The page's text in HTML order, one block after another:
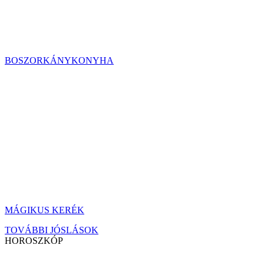
BOSZORKÁNYKONYHA
MÁGIKUS KERÉK
TOVÁBBI JÓSLÁSOK
HOROSZKÓP